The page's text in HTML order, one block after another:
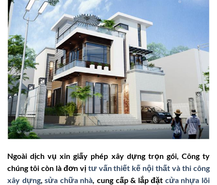
Ngoài dịch vụ xin giấy phép xây dựng trọn gói, Công ty
chúng tôi còn là đơn vị tư vấn thiết kế nội thất và thi công
xây dựng,sửa chữa nhà, cung cấp & lắp đặt cửa nhựa lõi